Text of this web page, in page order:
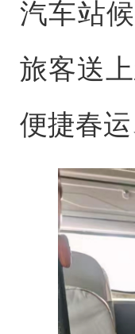
汽车站
旅客送
便捷春运